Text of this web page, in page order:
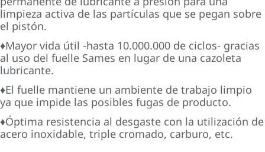
limpieza activa de las partículas que se pegan sobre
el pistón.
♦Mayor vida útil -hasta 10.000.000 de ciclos- gracias
al uso del fuelle Sames en lugar de una cazoleta
lubricante.
♦El fuelle mantiene un ambiente de trabajo limpio
ya que impide las posibles fugas de producto.
♦Óptima resistencia al desgaste con la utilización de
acero inoxidable, triple cromado, carburo, etc.